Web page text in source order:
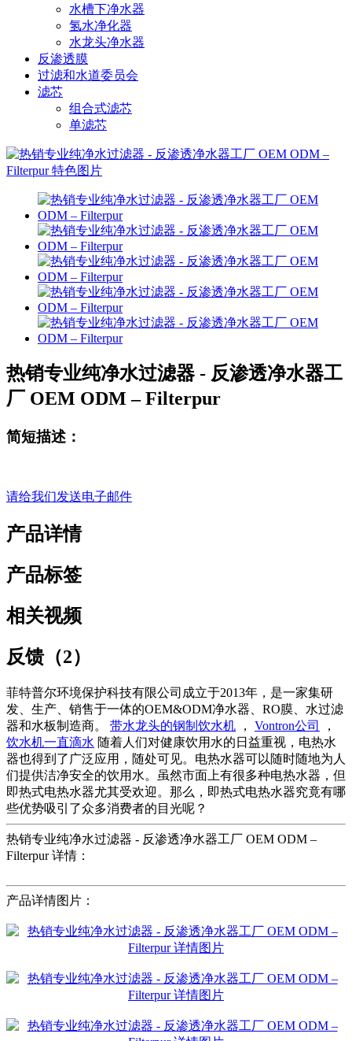
水槽下净水器
氢水净化器
水龙头净水器
反渗透膜
过滤和水道委员会
滤芯
组合式滤芯
单滤芯
热销专业纯净水过滤器 - 反渗透净水器工
厂 OEM ODM – Filterpur
简短描述：
请给我们发送电子邮件
产品详情
产品标签
相关视频
反馈（2）
菲特普尔环境保护科技有限公司成立于2013年，是一家集研
发、生产、销售于一体的OEM&ODM净水器、RO膜、水过滤
器和水板制造商。 带水龙头的钢制饮水机 ， Vontron公司
，
饮水机一直滴水 随着人们对健康饮用水的日益重视，电热水
器也得到了广泛应用，随处可见。电热水器可以随时随地为人
们提供洁净安全的饮用水。虽然市面上有很多种电热水器，但
即热式电热水器尤其受欢迎。那么，即热式电热水器究竟有哪
些优势吸引了众多消费者的目光呢？
热销专业纯净水过滤器 - 反渗透净水器工厂 OEM ODM –
Filterpur 详情：
产品详情图片：